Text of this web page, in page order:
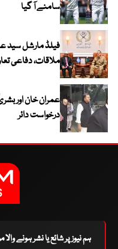
سامنے آ گیا
فیلڈ مارشل سید
ملاقات، دفاعی
عمران خان اور
درخواست دائر
ہم نیوز پر شائع یا نشر ہونے